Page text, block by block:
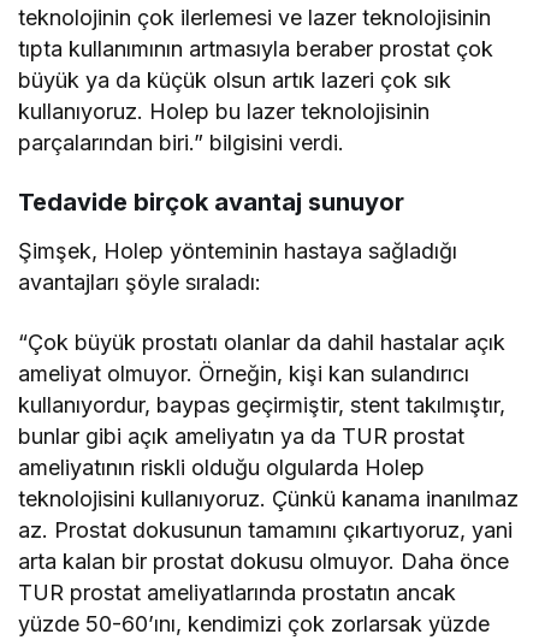
teknolojinin çok ilerlemesi ve lazer teknolojisinin
tıpta kullanımının artmasıyla beraber prostat çok
büyük ya da küçük olsun artık lazeri çok sık
kullanıyoruz. Holep bu lazer teknolojisinin
parçalarından biri.” bilgisini verdi.
Tedavide birçok avantaj sunuyor
Şimşek, Holep yönteminin hastaya sağladığı
avantajları şöyle sıraladı:
“Çok büyük prostatı olanlar da dahil hastalar açık
ameliyat olmuyor. Örneğin, kişi kan sulandırıcı
kullanıyordur, baypas geçirmiştir, stent takılmıştır,
bunlar gibi açık ameliyatın ya da TUR prostat
ameliyatının riskli olduğu olgularda Holep
teknolojisini kullanıyoruz. Çünkü kanama inanılmaz
az. Prostat dokusunun tamamını çıkartıyoruz, yani
arta kalan bir prostat dokusu olmuyor. Daha önce
TUR prostat ameliyatlarında prostatın ancak
yüzde 50-60’ını, kendimizi çok zorlarsak yüzde